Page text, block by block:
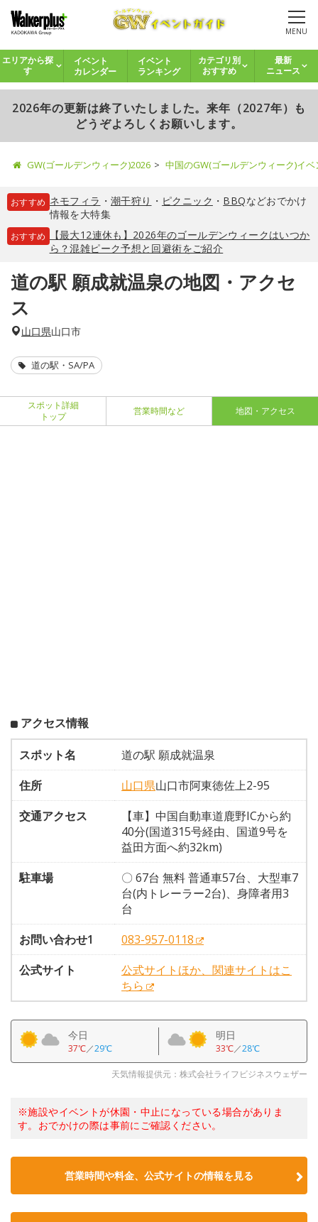
MENU
エリアから探
す
イベント
カレンダー
イベント
ランキング
カテゴリ別
おすすめ
最新
ニュース
2026年の更新は終了いたしました。来年（2027年）も
どうぞよろしくお願いします。
GW(ゴールデンウィーク)2026 中国のGW(ゴールデンウィーク)イ
おすすめ ネモフィラ ・ 潮干狩り ・ ピクニック ・ BBQなどおでかけ
情報を大特集
おすすめ
【最大12連休も】2026年のゴールデンウィークはいつか
ら？混雑ピーク予想と回避術をご紹介
道の駅 願成就温泉の地図・アクセ
ス
山口県山口市
道の駅・SA/PA
スポット詳細
トップ
営業時間など 地図・アクセス
アクセス情報
スポット名
道の駅 願成就温泉
住所
山口県山口市阿東徳佐上2-95
交通アクセス
【車】中国自動車道鹿野ICから約
40分(国道315号経由、国道9号を
益田方面へ約32km)
駐車場
〇 67台 無料 普通車57台、大型車7
台(内トレーラー2台)、身障者用3
台
お問い合わせ1
083-957-0118
公式サイト
公式サイトほか、関連サイトはこ
ちら
今日
37℃／29℃
明日
33℃／28℃
天気情報提供元：株式会社ライフビジネスウェザー
※施設やイベントが休園・中止になっている場合がありま
す。おでかけの際は事前にご確認ください。
営業時間や料金、公式サイトの情報を見る